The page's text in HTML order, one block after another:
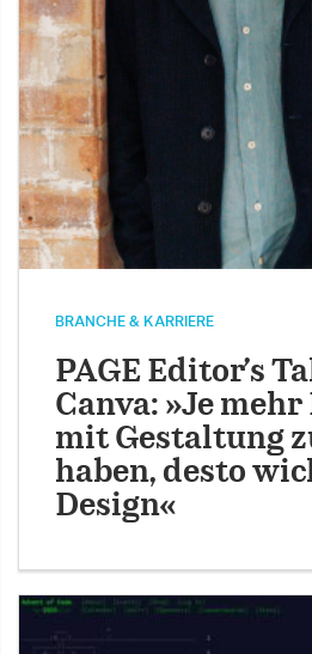
BRANCHE & KARRIERE
PAGE Editor’s
Canva: »Je
mit Gestaltung
haben, desto
Design«